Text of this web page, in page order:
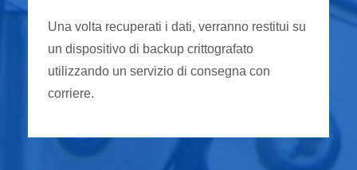
Una volta recuperati i dati, verranno restitui su
un dispositivo di backup crittografato
utilizzando un servizio di consegna con
corriere.